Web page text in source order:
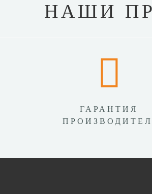
НАШИ
ГАРАНТИЯ